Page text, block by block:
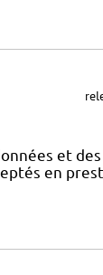
et des
en